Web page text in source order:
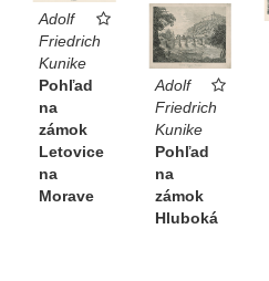
Adolf
Friedrich
Kunike
Pohľad
na
zámok
Letovice
na
Morave
Adolf
Friedrich
Kunike
Pohľad
na
zámok
Hluboká